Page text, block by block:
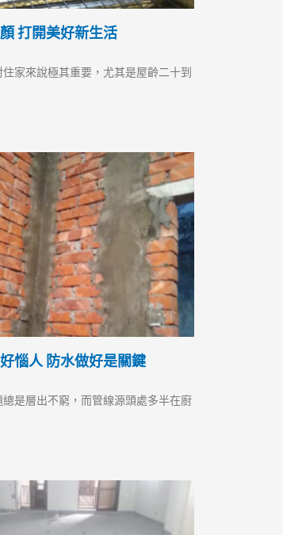
打開美好新生活
家來說極其重要，尤其是屋齡二十到
惱人 防水做好是關鍵
是層出不窮，而管線源頭處多半在廚